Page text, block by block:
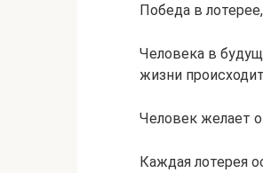
Победа в
Человека в
жизни
Человек желает
Каждая лотерея